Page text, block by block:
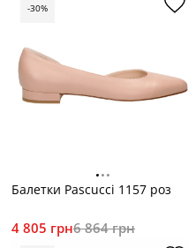
Балетки Pascucci 1157 роз
4 805 грн6 864 грн
-30%